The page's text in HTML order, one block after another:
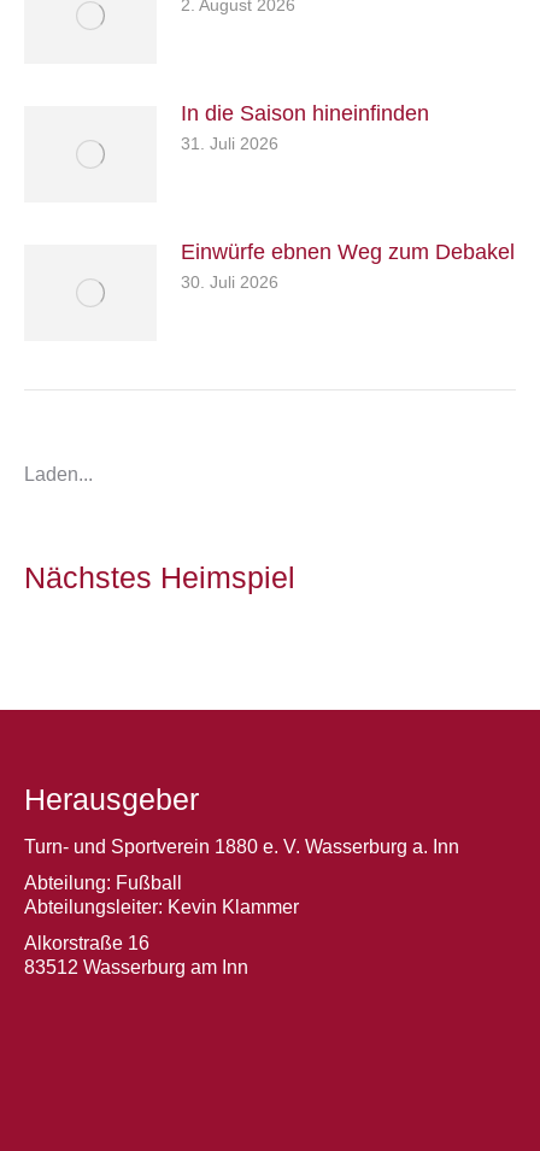
2. August 2026
In die Saison hineinfinden
31. Juli 2026
Einwürfe ebnen Weg zum Debakel
30. Juli 2026
Laden...
Nächstes Heimspiel
Herausgeber
Turn- und Sportverein 1880 e. V. Wasserburg a. Inn
Abteilung: Fußball
Abteilungsleiter: Kevin Klammer
Alkorstraße 16
83512 Wasserburg am Inn